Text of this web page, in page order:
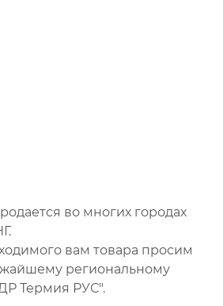
во многих городах
вам товара просим
региональному
Термия РУС".